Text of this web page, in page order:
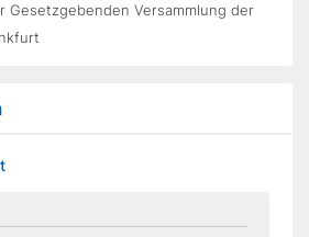
Gesetzgebenden Versammlung der